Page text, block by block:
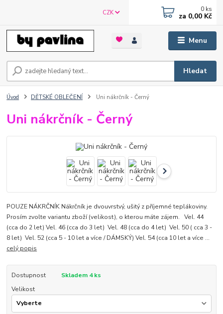
Menu
CZK
Hledat
0 ks
za 0,00 Kč
Úvod DĚTSKÉ OBLEČENÍ Uni nákrčník - Černý
Uni nákrčník - Černý
POUZE NÁKRČNÍK Nákrčník je dvouvrstvý, ušitý z příjemné teplákoviny.
Prosím zvolte variantu zboží (velikost), o kterou máte zájem. Vel. 44
(cca do 2 let) Vel. 46 (cca do 3 let) Vel. 48 (cca do 4 let) Vel. 50 ( cca 3 -
8 let) Vel. 52 (cca 5 - 10 let a více / DÁMSKÝ) Vel. 54 (cca 10 let a více ...
celý popis
Dostupnost
Skladem 4 ks
Velikost